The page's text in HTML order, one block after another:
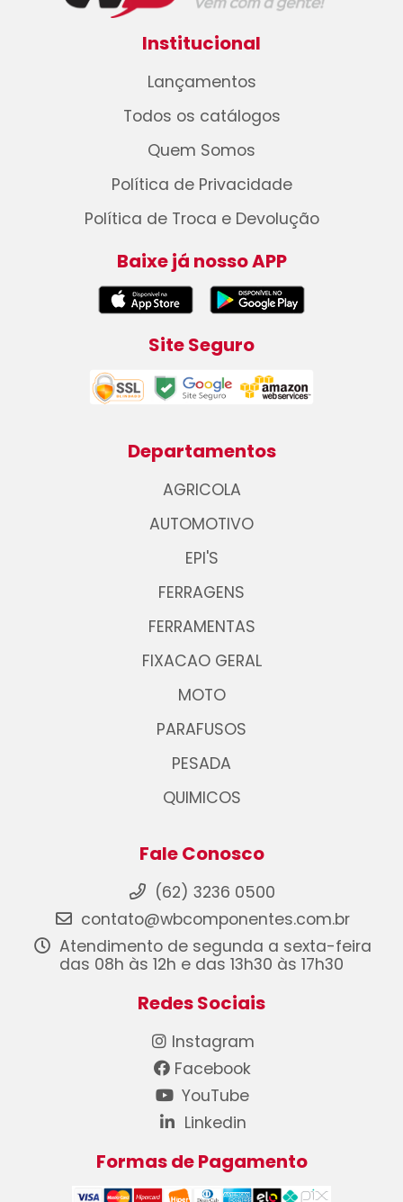
Institucional
Lançamentos
Todos os catálogos
Quem Somos
Política de Privacidade
Política de Troca e Devolução
Baixe já nosso APP
Site Seguro
Departamentos
AGRICOLA
AUTOMOTIVO
EPI'S
FERRAGENS
FERRAMENTAS
FIXACAO GERAL
MOTO
PARAFUSOS
PESADA
QUIMICOS
Fale Conosco
(62) 3236 0500
contato@wbcomponentes.com.br
Atendimento de segunda a sexta-feira
das 08h às 12h e das 13h30 às 17h30
Redes Sociais
Instagram
Facebook
YouTube
Linkedin
Formas de Pagamento